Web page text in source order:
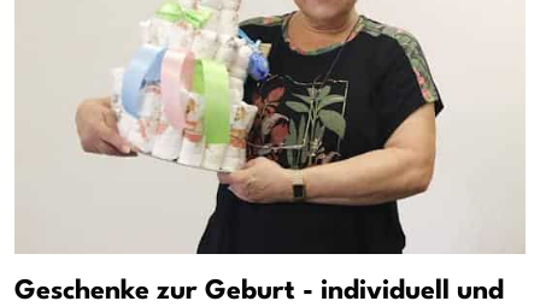
Geschenke zur Geburt - individuell und